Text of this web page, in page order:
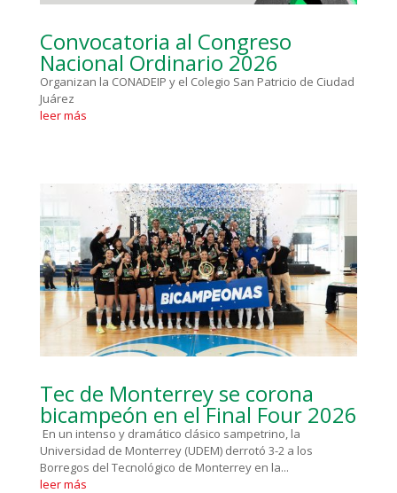
Convocatoria al Congreso
Nacional Ordinario 2026
Organizan la CONADEIP y el Colegio San Patricio de Ciudad
Juárez
leer más
Tec de Monterrey se corona
bicampeón en el Final Four 2026
En un intenso y dramático clásico sampetrino, la
Universidad de Monterrey (UDEM) derrotó 3-2 a los
Borregos del Tecnológico de Monterrey en la...
leer más